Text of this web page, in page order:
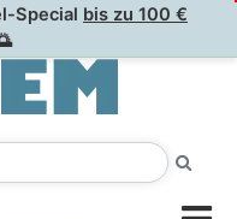
Special bis zu 100 €